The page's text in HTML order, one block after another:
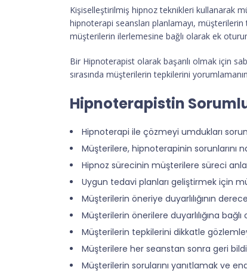
Kişiselleştirilmiş hipnoz teknikleri kullanarak
hipnoterapi seansları planlamayı,
müşterilerin ilerlemesine bağlı olarak ek
Bir Hipnoterapist olarak başarılı olmak için
sırasında müşterilerin tepkilerini
Hipnoterapistin
Hipnoterapi ile çözmeyi umdukları
Müşterilere, hipnoterapinin sorunlarını
Hipnoz sürecinin müşterilere süreci
Uygun tedavi planları geliştirmek için
Müşterilerin öneriye duyarlılığının
Müşterilerin önerilere duyarlılığına
Müşterilerin tepkilerini dikkatle
Müşterilere her seanstan sonra geri
Müşterilerin sorularını yanıtlamak ve